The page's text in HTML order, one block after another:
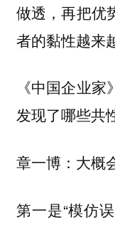
做透，再把优
者的黏性越来
《中国企业家
发现了哪些共
章一博： 大概
第一是“模仿